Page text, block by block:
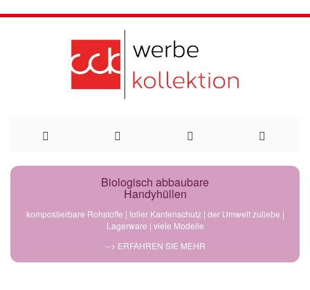
Direkt
Biologisch abbaubare
Handyhüllen
kompostierbare Rohstoffe | toller Kantenschutz | der Umwelt zuliebe |
Lagerware | viele Modelle
--> ERFAHREN SIE MEHR